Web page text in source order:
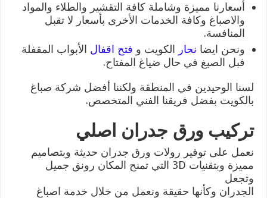
أسعارنا مميزة وشاملة كافة التقشير والطلاء والمواد
والاصباغ وكافة الخدمات الأخرى بأسعار لا تقبل
المنافسة.
ونحن ايضا نحار الكويت و فتح اقفال الأبواب المقفلة
فبل الصبغ في حال ضياغ المفتاح.
لسنا الوحيدين في المنطقة ولكننا أفضل شركة صباغ
بالكويت بفضل فريقنا الفني المتخصص.
تركيب ورق جدران اصلي
نعمل على توفير رولات ورق جدران حديثة وبتصاميم
مميزة وبتقنيات 3D التي تمنح المكان رونق جميل
وتجعل
الجدران وكأنها حقيقة ونعمل من خلال خدمة اصباغ